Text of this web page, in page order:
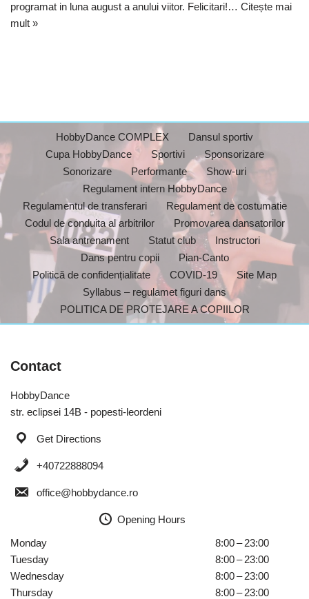
programat in luna august a anului viitor. Felicitari!… Citește mai
mult »
HobbyDance COMPLEX
Dansul sportiv
Cupa HobbyDance
Sportivi
Sponsorizare
Sonorizare
Performante
Show-uri
Regulament intern HobbyDance
Regulamentul de transferari
Regulament de costumatie
Codul de conduita al arbitrilor
Promovarea dansatorilor
Sala antrenament
Statut club
Instructori
Dans pentru copii
Pian-Canto
Politică de confidențialitate
COVID-19
Site Map
Syllabus – regulamet figuri dans
POLITICA DE PROTEJARE A COPIILOR
Contact
HobbyDance
str. eclipsei 14B - popesti-leordeni
Get Directions
+40722888094
office@hobbydance.ro
Opening Hours
Monday
8:00 – 23:00
Tuesday
8:00 – 23:00
Wednesday
8:00 – 23:00
Thursday
8:00 – 23:00